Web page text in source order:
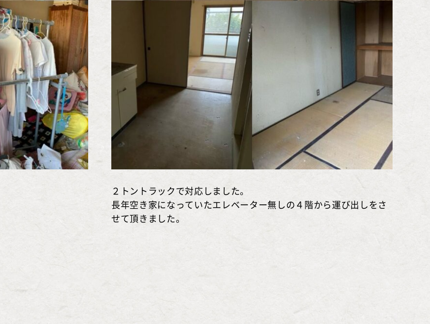
２トントラックで対応しました。
長年空き家になっていたエレベーター無しの４階から運び出しをさ
せて頂きました。